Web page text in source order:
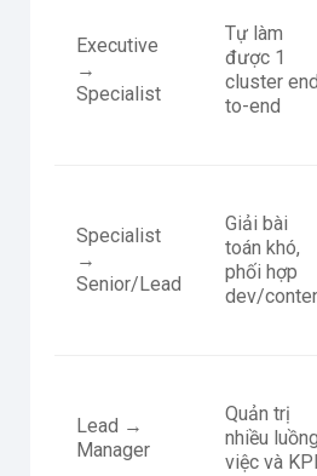
Executive
→
Specialist
Tự làm
được 1
cluster
to-end
Specialist
→
Senior/Lead
Giải bài
toán khó,
phối hợp
dev/
Lead →
Manager
Quản trị
nhiều luồng
việc và KPI